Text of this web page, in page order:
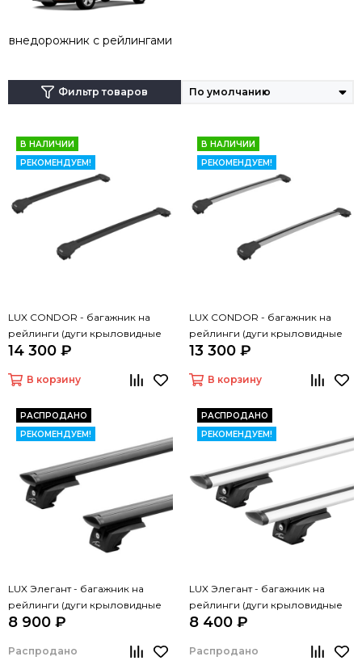
внедорожник с рейлингами
Фильтр товаров
В НАЛИЧИИ
РЕКОМЕНДУЕМ!
LUX CONDOR - багажник на
рейлинги (дуги крыловидные
черные 110 см)
14 300 ₽
В корзину
В НАЛИЧИИ
РЕКОМЕНДУЕМ!
LUX CONDOR - багажник на
рейлинги (дуги крыловидные
серые 110 см)
13 300 ₽
В корзину
РАСПРОДАНО
РЕКОМЕНДУЕМ!
LUX Элегант - багажник на
рейлинги (дуги крыловидные
черные, 1,2м)
8 900 ₽
Распродано
РАСПРОДАНО
РЕКОМЕНДУЕМ!
LUX Элегант - багажник на
рейлинги (дуги крыловидные
серые, 1,2м)
8 400 ₽
Распродано